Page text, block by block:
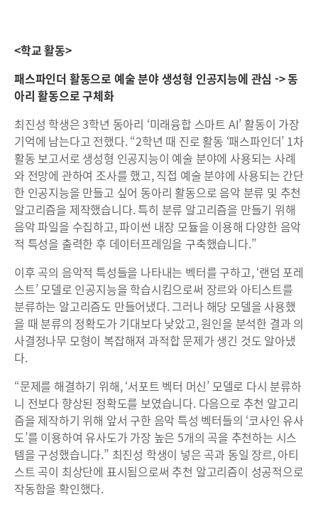
<학교 활동>
패스파인더 활동으로 예술 분야 생성형 인공지능에 관심 -> 동
아리 활동으로 구체화
최진성 학생은 3학년 동아리 ‘미래융합 스마트 AI’ 활동이 가장
기억에 남는다고 전했다. “2학년 때 진로 활동 ‘패스파인더’ 1차
활동 보고서로 생성형 인공지능이 예술 분야에 사용되는 사례
와 전망에 관하여 조사를 했고, 직접 예술 분야에 사용되는 간단
한 인공지능을 만들고 싶어 동아리 활동으로 음악 분류 및 추천
알고리즘을 제작했습니다. 특히 분류 알고리즘을 만들기 위해
음악 파일을 수집하고, 파이썬 내장 모듈을 이용해 다양한 음악
적 특성을 출력한 후 데이터프레임을 구축했습니다.”
이후 곡의 음악적 특성들을 나타내는 벡터를 구하고, ‘랜덤 포레
스트’ 모델로 인공지능을 학습시킴으로써 장르와 아티스트를
분류하는 알고리즘도 만들어냈다. 그러나 해당 모델을 사용했
을 때 분류의 정확도가 기대보다 낮았고, 원인을 분석한 결과 의
사결정나무 모형이 복잡해져 과적합 문제가 생긴 것도 알아냈
다.
“문제를 해결하기 위해, ‘서포트 벡터 머신’ 모델로 다시 분류하
니 전보다 향상된 정확도를 보였습니다. 다음으로 추천 알고리
즘을 제작하기 위해 앞서 구한 음악 특성 벡터들의 ‘코사인 유사
도’를 이용하여 유사도가 가장 높은 5개의 곡을 추천하는 시스
템을 구성했습니다.” 최진성 학생이 넣은 곡과 동일 장르, 아티
스트 곡이 최상단에 표시됨으로써 추천 알고리즘이 성공적으로
작동함을 확인했다.